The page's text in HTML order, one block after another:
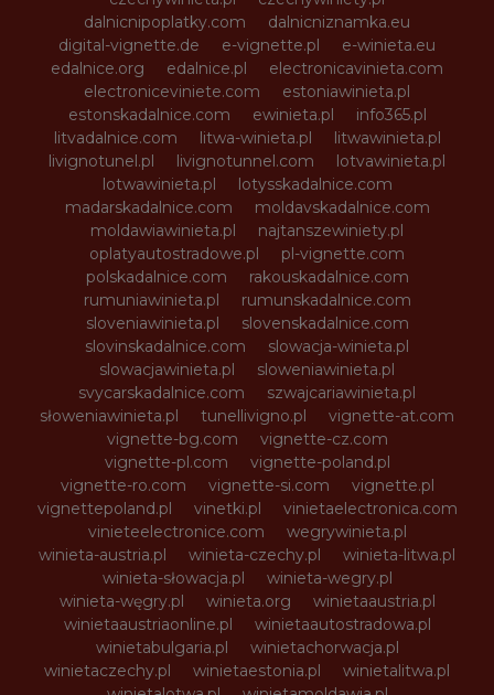
dalnicnipoplatky.com
dalnicniznamka.eu
digital-vignette.de
e-vignette.pl
e-winieta.eu
edalnice.org
edalnice.pl
electronicavinieta.com
electroniceviniete.com
estoniawinieta.pl
estonskadalnice.com
ewinieta.pl
info365.pl
litvadalnice.com
litwa-winieta.pl
litwawinieta.pl
livignotunel.pl
livignotunnel.com
lotvawinieta.pl
lotwawinieta.pl
lotysskadalnice.com
madarskadalnice.com
moldavskadalnice.com
moldawiawinieta.pl
najtanszewiniety.pl
oplatyautostradowe.pl
pl-vignette.com
polskadalnice.com
rakouskadalnice.com
rumuniawinieta.pl
rumunskadalnice.com
sloveniawinieta.pl
slovenskadalnice.com
slovinskadalnice.com
slowacja-winieta.pl
slowacjawinieta.pl
sloweniawinieta.pl
svycarskadalnice.com
szwajcariawinieta.pl
słoweniawinieta.pl
tunellivigno.pl
vignette-at.com
vignette-bg.com
vignette-cz.com
vignette-pl.com
vignette-poland.pl
vignette-ro.com
vignette-si.com
vignette.pl
vignettepoland.pl
vinetki.pl
vinietaelectronica.com
vinieteelectronice.com
wegrywinieta.pl
winieta-austria.pl
winieta-czechy.pl
winieta-litwa.pl
winieta-słowacja.pl
winieta-wegry.pl
winieta-węgry.pl
winieta.org
winietaaustria.pl
winietaaustriaonline.pl
winietaautostradowa.pl
winietabulgaria.pl
winietachorwacja.pl
winietaczechy.pl
winietaestonia.pl
winietalitwa.pl